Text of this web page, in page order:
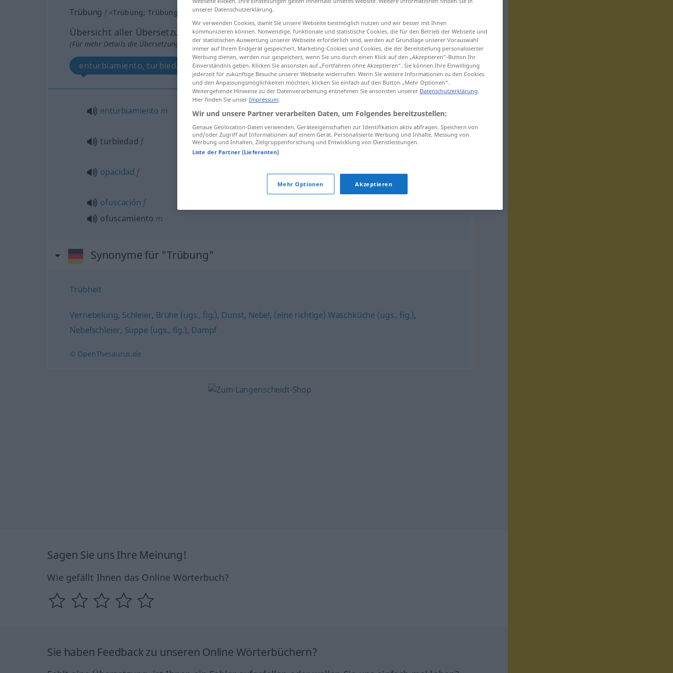
Trübung f <Trübung; Trübungen
Übersicht aller Übersetzungen
(Für mehr Details die Übersetzung anklicken/antippen)
enturbiamiento, turbiedad, opacidad, ofuscación ofuscamiento
enturbiamiento m Trübung
turbiedad f TrübungZustand
opacidad f Trübung Röntgen
ofuscación f
ofuscamiento m
Synonyme für "Trübung"
Trübheit
Vernebelung, Schleier, Brühe (ugs., fig.), Dunst, Nebel, (eine richtige) Waschküche (ugs., fig.),
Nebelschleier, Suppe (ugs., fig.), Dampf
© OpenThesaurus.de
Sagen Sie uns Ihre Meinung!
Wie gefällt Ihnen das Online Wörterbuch?
Sie haben Feedback zu unseren Online Wörterbüchern?
unserer Datenschutzerklärung.
Wir verwenden Cookies, damit Sie unsere Webseite bestmöglich nutzen und wir besser mit Ihnen
kommunizieren können. Notwendige, funktionale und statistische Cookies, die für den Betrieb der Webseite und
der statistischen Auswertung unserer Webseite erforderlich sind, werden auf Grundlage unserer Vorauswahl
immer auf Ihrem Endgerät gespeichert. Marketing-Cookies und Cookies, die der Bereitstellung personalisierter
Werbung dienen, werden nur gespeichert, wenn Sie uns durch einen Klick auf den „Akzeptieren“-Button Ihr
Einverständnis geben. Klicken Sie ansonsten auf „Fortfahren ohne Akzeptieren“. Sie können Ihre Einwilligung
jederzeit für zukünftige Besuche unserer Webseite widerrufen. Wenn Sie weitere Informationen zu den Cookies
und den Anpassungsmöglichkeiten möchten, klicken Sie einfach auf den Button „Mehr Optionen“.
Weitergehende Hinweise zu der Datenverarbeitung entnehmen Sie ansonsten unserer Datenschutzerklärung.
Hier finden Sie unser Impressum.
Wir und unsere Partner verarbeiten Daten, um Folgendes bereitzustellen:
Genaue Geolocation-Daten verwenden. Geräteeigenschaften zur Identifikation aktiv abfragen. Speichern von
und/oder Zugriff auf Informationen auf einem Gerät. Personalisierte Werbung und Inhalte, Messung von
Werbung und Inhalten, Zielgruppenforschung und Entwicklung von Dienstleistungen.
Liste der Partner (Lieferanten)
Mehr Optionen Akzeptieren